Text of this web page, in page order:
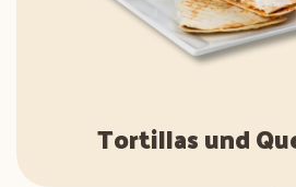
Tortillas und